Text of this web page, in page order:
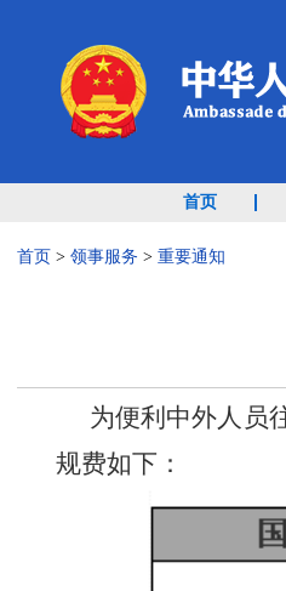
首页
首页 > 领事服务 > 重要通知
为便利中外人员
规费如下：